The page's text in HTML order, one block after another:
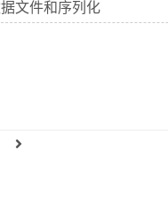
文件和序列化